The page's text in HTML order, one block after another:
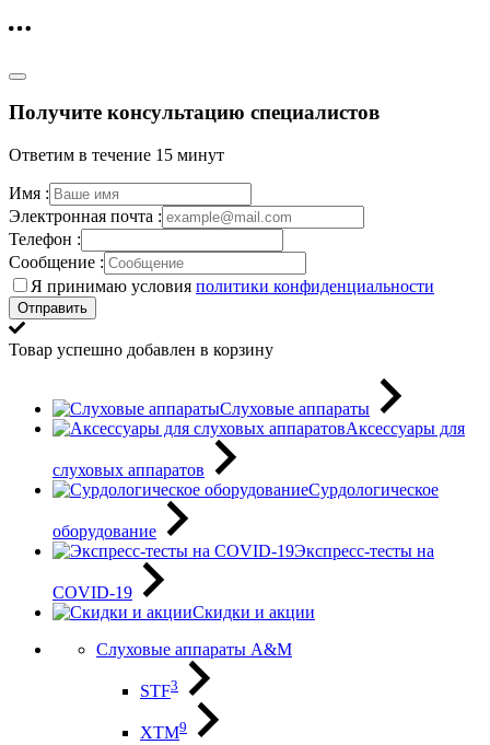
Получите консультацию специалистов
Ответим в течение 15 минут
Имя :
Электронная почта :
Телефон :
Сообщение :
Я принимаю условия политики конфиденциальности
Отправить
Товар успешно добавлен в корзину
Слуховые аппараты
Аксессуары для
слуховых аппаратов
Сурдологическое
оборудование
Экспресс-тесты на
COVID-19
Скидки и акции
Слуховые аппараты A&M
STF3
XTM9